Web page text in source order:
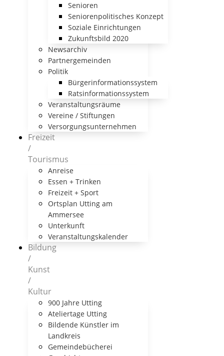
Senioren
Seniorenpolitisches Konzept
Soziale Einrichtungen
Zukunftsbild 2020
Newsarchiv
Partnergemeinden
Politik
Bürgerinformationssystem
Ratsinformationssystem
Veranstaltungsräume
Vereine / Stiftungen
Versorgungsunternehmen
Freizeit
/
Tourismus
Anreise
Essen + Trinken
Freizeit + Sport
Ortsplan Utting am
Ammersee
Unterkunft
Veranstaltungskalender
Bildung
/
Kunst
/
Kultur
900 Jahre Utting
Ateliertage Utting
Bildende Künstler im
Landkreis
Gemeindebücherei